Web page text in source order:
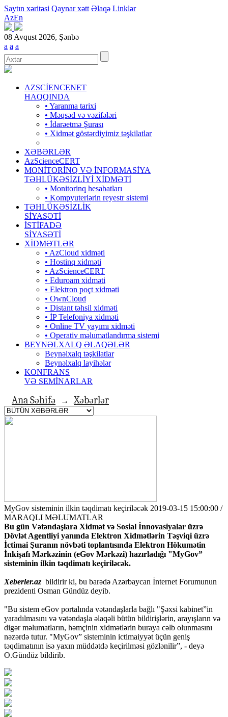
Saytın xəritəsi Qaynar xətt Əlaqə Linklər
AzEn
08 Avqust 2026, Şənbə
a a a
AZSCİENCENET
HAQQINDA
• Yaranma tarixi
• Məqsəd və vəzifələri
• İdarəetmə Şurası
• Xidmət göstərdiyimiz təşkilatlar
XƏBƏRLƏR
AzScienceCERT
MONİTORİNQ VƏ İNFORMASİYA
TƏHLÜKƏSİZLİYİ XİDMƏTİ
• Monitorinq hesabatları
• Kompyuterlərin reyestr sistemi
TƏHLÜKƏSİZLİK
SİYASƏTİ
İSTİFADƏ
SİYASƏTİ
XİDMƏTLƏR
• AzCloud xidməti
• Hostinq xidməti
• AzScienceCERT
• Eduroam xidməti
• Elektron poçt xidməti
• OwnCloud
• Distant təhsil xidməti
• İP Telefoniya xidməti
• Оnline TV yayımı xidməti
• Operativ məlumatlandırma sistemi
BEYNƏLXALQ ƏLAQƏLƏR
Beynəlxalq təşkilatlar
Beynəlxalq layihələr
KONFRANS
VƏ SEMİNARLAR
Ana Səhifə → Xəbərlər
MyGov sisteminin ilkin təqdimatı keçiriləcək 2019-03-15 15:00:00 /
MARAQLI MƏLUMATLAR
Bu gün Vətəndaşlara Xidmət və Sosial İnnovasiyalar üzrə
Dövlət Agentliyi yanında Elektron Xidmətlərin Təşviqi üzrə
İctimai Şuranın növbəti toplantısında Elektron Hökumətin
İnkişafı Mərkəzinin (eGov Mərkəzi) hazırladığı "MyGov”
sisteminin ilkin təqdimatı keçiriləcək.
Xeberler.az bildirir ki, bu barədə Azərbaycan İnternet Forumunun
prezidenti Osman Gündüz deyib.
"Bu sistem eGov portalında vətəndaşlarla bağlı "Şəxsi kabinet”in
yaradılmasını və vətəndaşla əlaqəli bütün bildirişlərin, arayışların və
digər məlumatların, həmçinin xidmətlərin buraya cəlb olunmasını
nəzərdə tutur. "MyGov” sisteminin ictimaiyyət üçün geniş
təqdimatının isə yaxın müddətdə keçirilməsi gözlənilir”, - deyə
O.Gündüz bildirib.